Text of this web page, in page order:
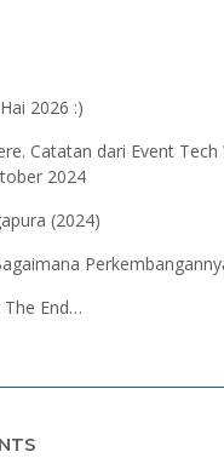
2026 :)
Catatan dari Event Tech
2024
(2024)
The End…